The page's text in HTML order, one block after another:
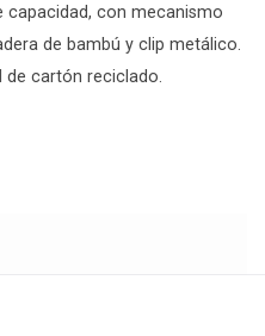
capacidad, con mecanismo
de bambú y clip metálico.
de cartón reciclado.